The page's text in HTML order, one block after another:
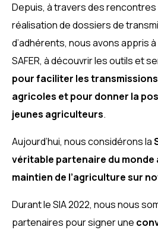
Depuis, à travers des
réalisation de dossiers de
d’adhérents, nous avons appris
SAFER, à découvrir les outils et
pour faciliter les
agricoles et pour donner la
jeunes agriculteurs.
Aujourd’hui, nous considérons la
véritable partenaire du monde
maintien de l’agriculture sur
Durant le SIA 2022, nous nous
partenaires pour signer une